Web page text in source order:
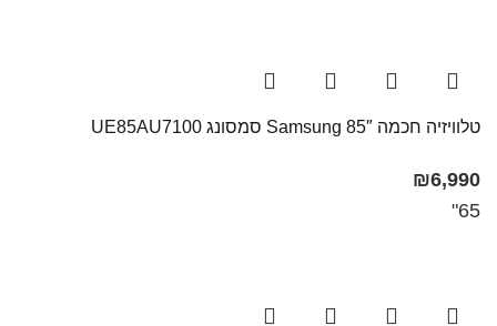
טלוויזיה חכמה 85″ Samsung סמסונג UE85AU7100
₪6,990
65"